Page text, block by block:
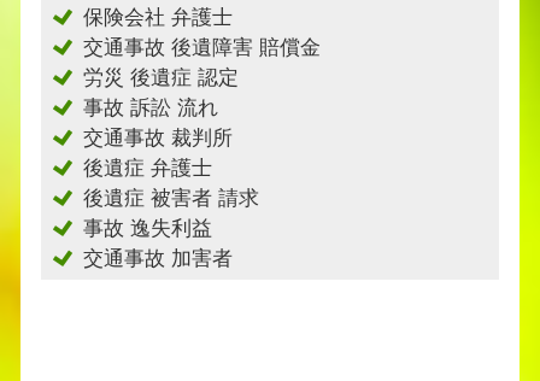
保険会社 弁護士
交通事故 後遺障害 賠償金
労災 後遺症 認定
事故 訴訟 流れ
交通事故 裁判所
後遺症 弁護士
後遺症 被害者 請求
事故 逸失利益
交通事故 加害者